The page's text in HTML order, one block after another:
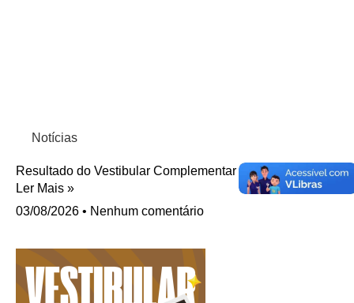
Notícias
Resultado do Vestibular Complementar 2026.2 da AEDA.
Ler Mais »
03/08/2026
Nenhum comentário